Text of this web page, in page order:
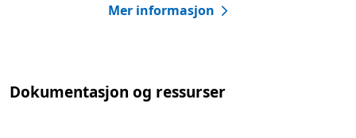
Mer informasjon
Dokumentasjon og ressurser